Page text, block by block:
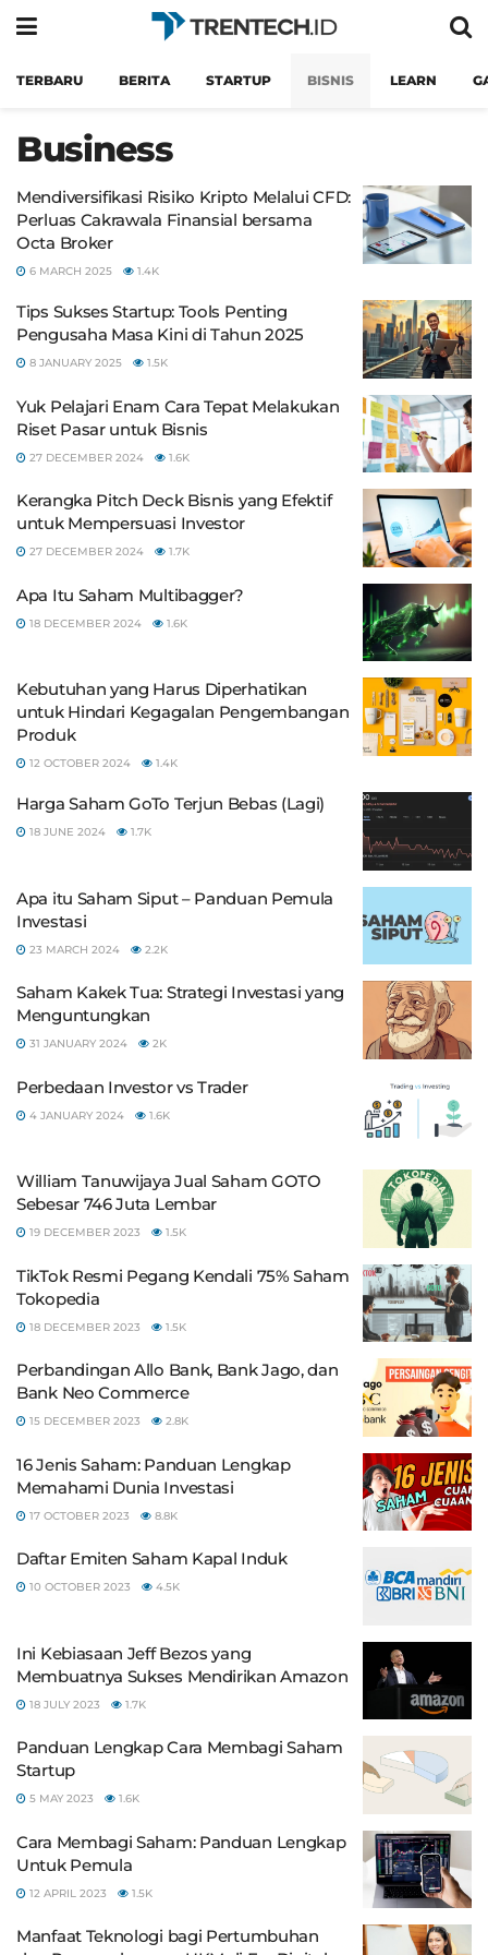
TERBARU BERITA STARTUP BISNIS LEARN
Business
Mendiversifikasi Risiko Kripto Melalui CFD:
Perluas Cakrawala Finansial bersama
Octa Broker
6 MARCH 2025 1.4K
Tips Sukses Startup: Tools Penting
Pengusaha Masa Kini di Tahun 2025
8 JANUARY 2025 1.5K
Yuk Pelajari Enam Cara Tepat Melakukan
Riset Pasar untuk Bisnis
27 DECEMBER 2024 1.6K
Kerangka Pitch Deck Bisnis yang Efektif
untuk Mempersuasi Investor
27 DECEMBER 2024 1.7K
Apa Itu Saham Multibagger?
18 DECEMBER 2024 1.6K
Kebutuhan yang Harus Diperhatikan
untuk Hindari Kegagalan Pengembangan
Produk
12 OCTOBER 2024 1.4K
Harga Saham GoTo Terjun Bebas (Lagi)
18 JUNE 2024 1.7K
Apa itu Saham Siput – Panduan Pemula
Investasi
23 MARCH 2024 2.2K
Saham Kakek Tua: Strategi Investasi yang
Menguntungkan
31 JANUARY 2024 2K
Perbedaan Investor vs Trader
4 JANUARY 2024 1.6K
William Tanuwijaya Jual Saham GOTO
Sebesar 746 Juta Lembar
19 DECEMBER 2023 1.5K
TikTok Resmi Pegang Kendali 75% Saham
Tokopedia
18 DECEMBER 2023 1.5K
Perbandingan Allo Bank, Bank Jago, dan
Bank Neo Commerce
15 DECEMBER 2023 2.8K
16 Jenis Saham: Panduan Lengkap
Memahami Dunia Investasi
17 OCTOBER 2023 8.8K
Daftar Emiten Saham Kapal Induk
10 OCTOBER 2023 4.5K
Ini Kebiasaan Jeff Bezos yang
Membuatnya Sukses Mendirikan Amazon
18 JULY 2023 1.7K
Panduan Lengkap Cara Membagi Saham
Startup
5 MAY 2023 1.6K
Cara Membagi Saham: Panduan Lengkap
Untuk Pemula
12 APRIL 2023 1.5K
Manfaat Teknologi bagi Pertumbuhan